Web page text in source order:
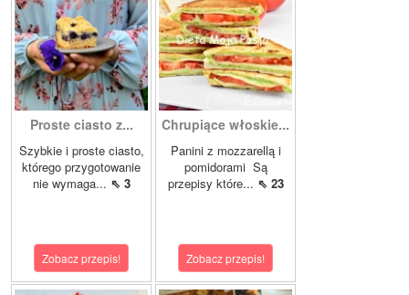
Proste ciasto z...
Szybkie i proste ciasto,
którego przygotowanie
nie wymaga... ⇖ 3
Zobacz przepis!
Chrupiące włoskie...
Panini z mozzarellą i
pomidorami Są
przepisy które... ⇖ 23
Zobacz przepis!